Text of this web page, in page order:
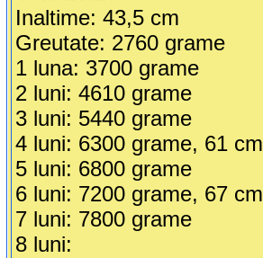
Inaltime: 43,5 cm
Greutate: 2760 grame
1 luna: 3700 grame
2 luni: 4610 grame
3 luni: 5440 grame
4 luni: 6300 grame, 61 cm
5 luni: 6800 grame
6 luni: 7200 grame, 67 cm
7 luni: 7800 grame
8 luni: